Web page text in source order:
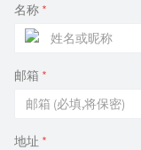
名称 *
邮箱 *
地址 *